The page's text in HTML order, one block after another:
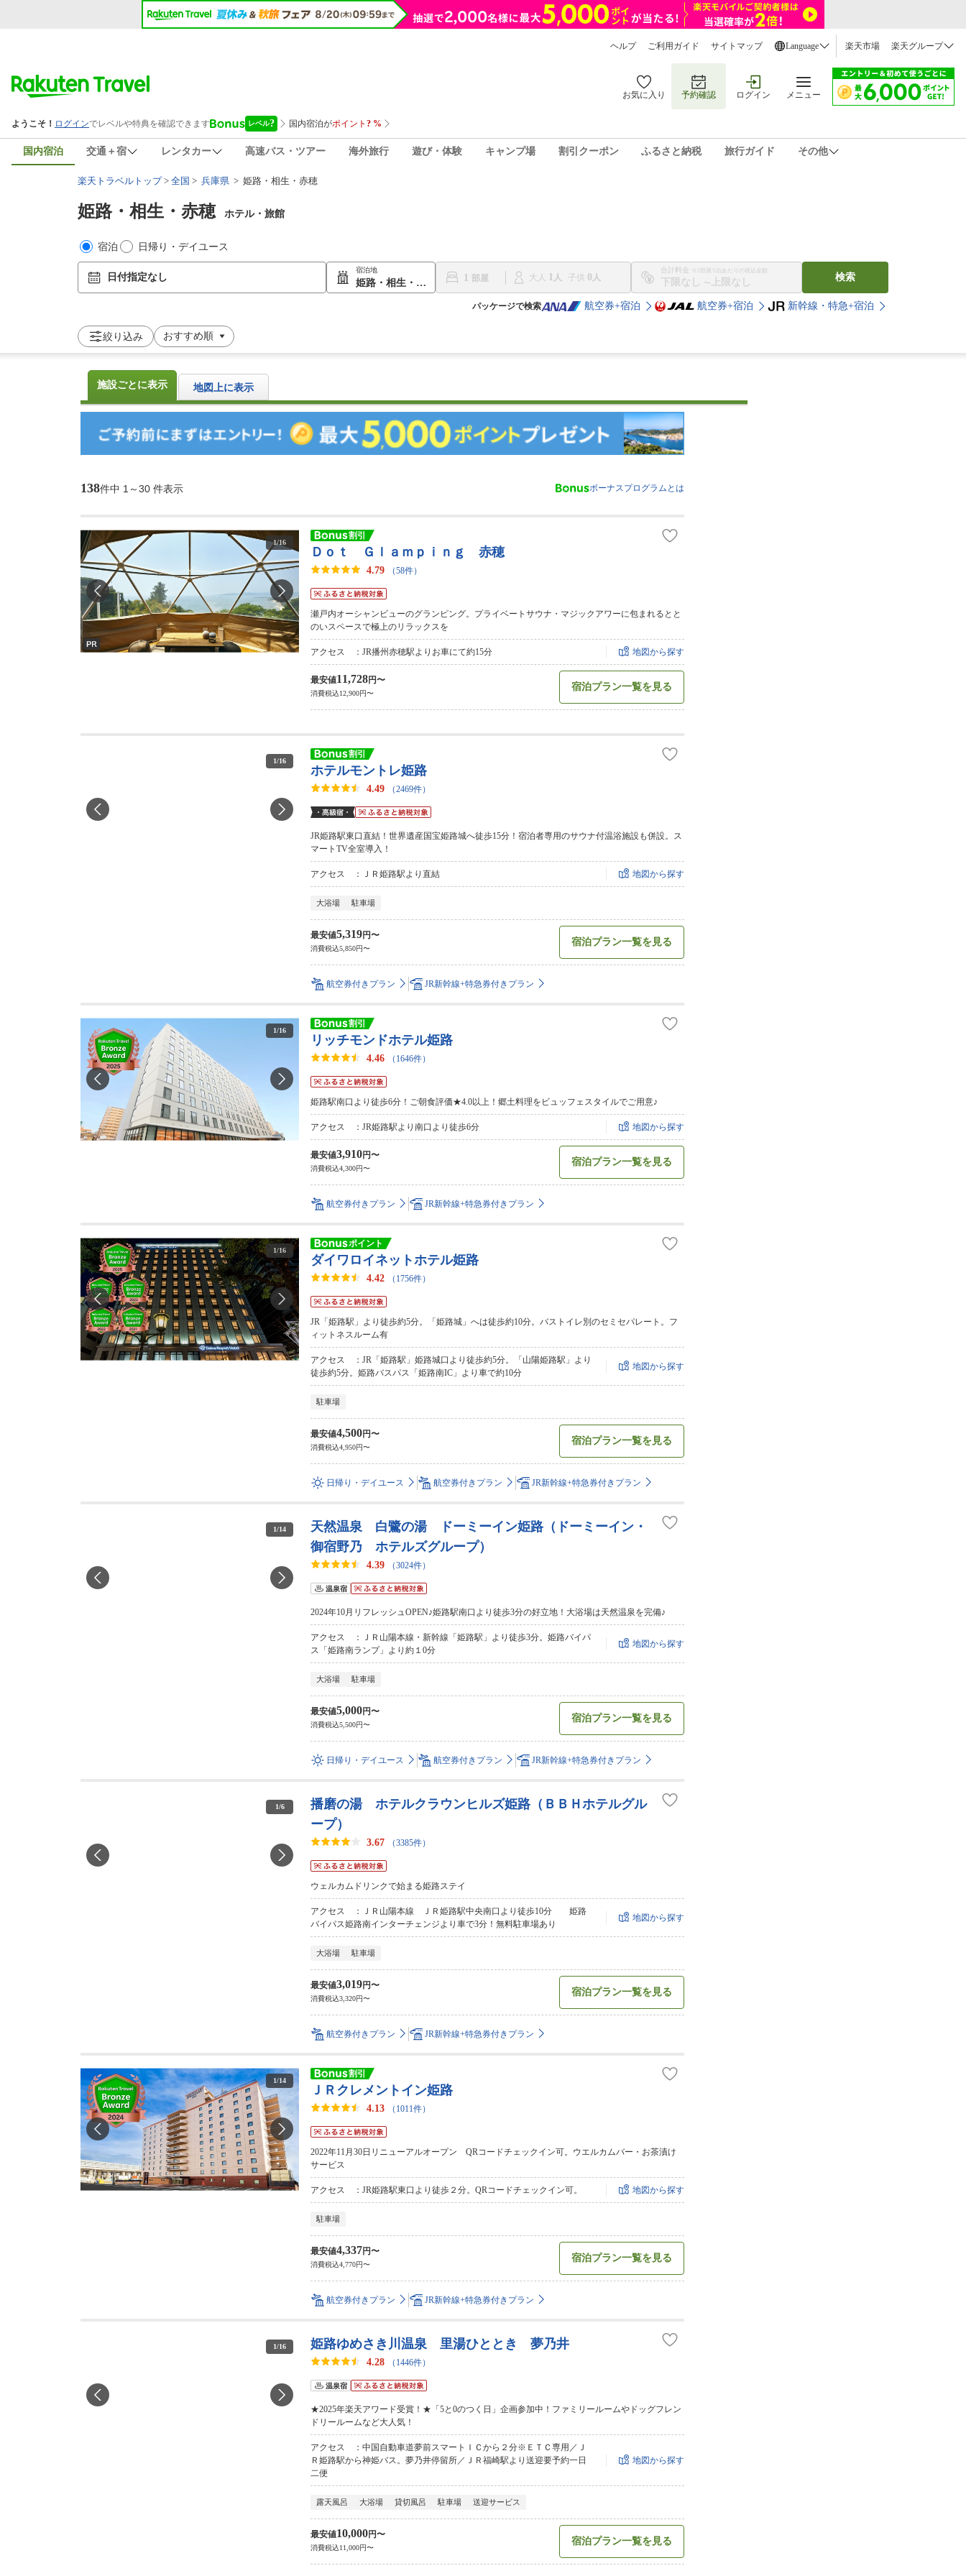
ヘルプ ご利用ガイド サイトマップ Language 楽天市場 楽天グループ
お気に入り 予約確認 ログイン メニュー
国内宿泊 交通＋宿 レンタカー 高速バス・ツアー 海外旅行 遊び・体験 キャンプ場 割引クーポン ふるさと納税 旅行ガイド その他
楽天トラベルトップ > 全国 > 兵庫県 > 姫路・相生・赤穂
姫路・相生・赤穂 ホテル・旅館
宿泊 日帰り・デイユース
日付指定なし
宿泊地
姫路・相生・赤穂 1 大人 1 子供 0
合計料金 ※1部屋/1泊あたりの税込金額
〜
検索
パッケージで検索 航空券+宿泊 航空券+宿泊 新幹線・特急+宿泊
絞り込み
施設ごとに表示 地図上に表示
138件中 1～30 件表示 ボーナスプログラムとは
1/16
Ｄｏｔ Ｇｌａｍｐｉｎｇ 赤穂
4.79 （58件）
瀬戸内オーシャンビューのグランピング。プライベートサウナ・マジックアワーに包まれるとと
のいスペースで極上のリラックスを
アクセス ：JR播州赤穂駅よりお車にて約15分 地図から探す
最安値11,728円〜
消費税込12,900円〜
宿泊プラン一覧を見る
1/16
ホテルモントレ姫路
4.49 （2469件）
JR姫路駅東口直結！世界遺産国宝姫路城へ徒歩15分！宿泊者専用のサウナ付温浴施設も併設。ス
マートTV全室導入！
アクセス ：ＪＲ姫路駅より直結 地図から探す
大浴場 駐車場
最安値5,319円〜
消費税込5,850円〜
宿泊プラン一覧を見る
航空券付きプラン JR新幹線+特急券付きプラン
1/16
リッチモンドホテル姫路
4.46 （1646件）
姫路駅南口より徒歩6分！ご朝食評価★4.0以上！郷土料理をビュッフェスタイルでご用意♪
アクセス ：JR姫路駅より南口より徒歩6分 地図から探す
最安値3,910円〜
消費税込4,300円〜
宿泊プラン一覧を見る
航空券付きプラン JR新幹線+特急券付きプラン
1/16
ダイワロイネットホテル姫路
4.42 （1756件）
JR「姫路駅」より徒歩約5分。「姫路城」へは徒歩約10分。バストイレ別のセミセパレート。フ
ィットネスルーム有
アクセス ：JR「姫路駅」姫路城口より徒歩約5分。「山陽姫路駅」より
徒歩約5分。姫路バスパス「姫路南IC」より車で約10分
地図から探す
駐車場
最安値4,500円〜
消費税込4,950円〜
宿泊プラン一覧を見る
日帰り・デイユース 航空券付きプラン JR新幹線+特急券付きプラン
1/14
天然温泉 白鷺の湯 ドーミーイン姫路（ドーミーイン・
御宿野乃 ホテルズグループ）
4.39 （3024件）
温泉宿
2024年10月リフレッシュOPEN♪姫路駅南口より徒歩3分の好立地！大浴場は天然温泉を完備♪
アクセス ：ＪＲ山陽本線・新幹線「姫路駅」より徒歩3分。姫路バイパ
ス「姫路南ランプ」より約１0分
地図から探す
大浴場 駐車場
最安値5,000円〜
消費税込5,500円〜
宿泊プラン一覧を見る
日帰り・デイユース 航空券付きプラン JR新幹線+特急券付きプラン
1/6
播磨の湯 ホテルクラウンヒルズ姫路（ＢＢＨホテルグル
ープ）
3.67 （3385件）
ウェルカムドリンクで始まる姫路ステイ
アクセス ：ＪＲ山陽本線 ＪＲ姫路駅中央南口より徒歩10分 姫路
バイパス姫路南インターチェンジより車で3分！無料駐車場あり
地図から探す
大浴場 駐車場
最安値3,019円〜
消費税込3,320円〜
宿泊プラン一覧を見る
航空券付きプラン JR新幹線+特急券付きプラン
1/14
ＪＲクレメントイン姫路
4.13 （1011件）
2022年11月30日リニューアルオープン QRコードチェックイン可。ウエルカムバー・お茶漬け
サービス
アクセス ：JR姫路駅東口より徒歩２分。QRコードチェックイン可。 地図から探す
駐車場
最安値4,337円〜
消費税込4,770円〜
宿泊プラン一覧を見る
航空券付きプラン JR新幹線+特急券付きプラン
1/16 姫路ゆめさき川温泉 里湯ひととき 夢乃井
4.28 （1446件）
温泉宿
★2025年楽天アワード受賞！★「5と0のつく日」企画参加中！ファミリールームやドッグフレン
ドリールームなど大人気！
アクセス ：中国自動車道夢前スマートＩＣから２分※ＥＴＣ専用／Ｊ
Ｒ姫路駅から神姫バス。夢乃井停留所／ＪＲ福崎駅より送迎要予約一日
二便
地図から探す
露天風呂 大浴場 貸切風呂 駐車場 送迎サービス
最安値10,000円〜
消費税込11,000円〜
宿泊プラン一覧を見る